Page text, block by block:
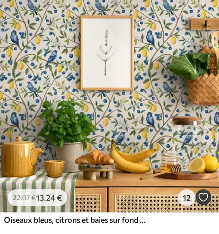
22.07€13.24€ 12
Oiseaux bleus, citrons et baies sur fond blanc